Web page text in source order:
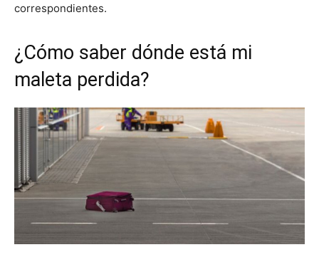
correspondientes.
¿Cómo saber dónde está mi
maleta perdida?